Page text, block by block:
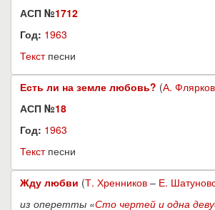
АСП №1712
Год: 1963
Текстпесни
Есть ли на земле любовь? (А.
АСП №18
Год: 1963
Текстпесни
Жду любви (Т. Хренников – Е.
из оперетты «Сто чертей и одна